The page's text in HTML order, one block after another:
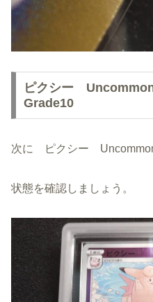
ピクシー
Grade10
次に ピクシー Uncommon
状態を確認しましょう。